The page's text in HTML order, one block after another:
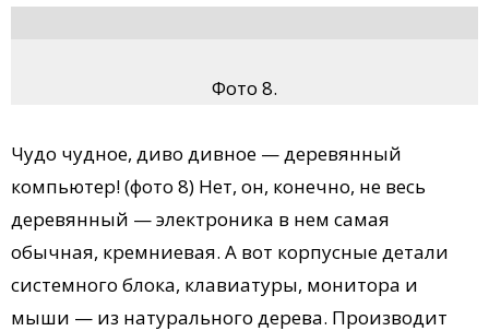
Фото 8.
Чудо чудное, диво дивное — деревянный
компьютер! (фото 8) Нет, он, конечно, не весь
деревянный — электроника в нем самая
обычная, кремниевая. А вот корпусные детали
системного блока, клавиатуры, монитора и
мыши — из натурального дерева. Производит